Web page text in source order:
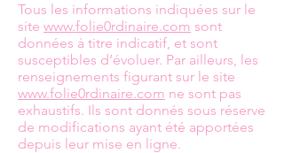
Tous les informations indiquées sur le
site www.folie0rdinaire.com sont
données à titre indicatif, et sont
susceptibles d’évoluer. Par ailleurs, les
renseignements figurant sur le site
www.folie0rdinaire.com ne sont pas
exhaustifs. Ils sont donnés sous réserve
de modifications ayant été apportées
depuis leur mise en ligne.